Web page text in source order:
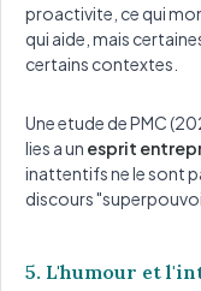
proactivite, ce qui
qui aide, mais
certains contextes.
Une etude de PMC
lies a un esprit
inattentifs ne le sont
discours
5. L'humour et